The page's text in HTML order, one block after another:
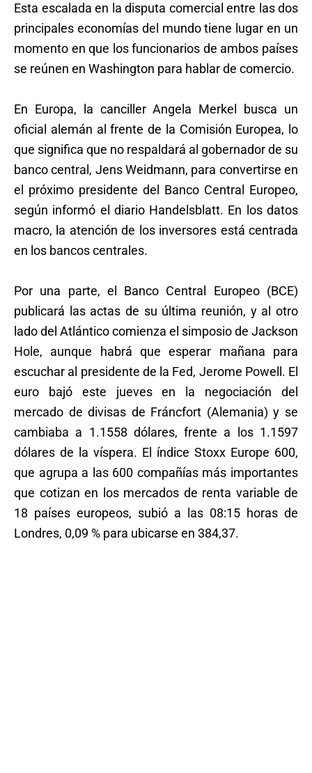
Esta escalada en la disputa comercial entre las dos
principales economías del mundo tiene lugar en un
momento en que los funcionarios de ambos países
se reúnen en Washington para hablar de comercio.
En Europa, la canciller Angela Merkel busca un
oficial alemán al frente de la Comisión Europea, lo
que significa que no respaldará al gobernador de su
banco central, Jens Weidmann, para convertirse en
el próximo presidente del Banco Central Europeo,
según informó el diario Handelsblatt. En los datos
macro, la atención de los inversores está centrada
en los bancos centrales.
Por una parte, el Banco Central Europeo (BCE)
publicará las actas de su última reunión, y al otro
lado del Atlántico comienza el simposio de Jackson
Hole, aunque habrá que esperar mañana para
escuchar al presidente de la Fed, Jerome Powell. El
euro bajó este jueves en la negociación del
mercado de divisas de Fráncfort (Alemania) y se
cambiaba a 1.1558 dólares, frente a los 1.1597
dólares de la víspera. El índice Stoxx Europe 600,
que agrupa a las 600 compañías más importantes
que cotizan en los mercados de renta variable de
18 países europeos, subió a las 08:15 horas de
Londres, 0,09 % para ubicarse en 384,37.